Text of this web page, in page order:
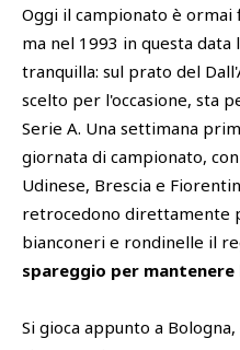
Oggi il campionato è
ma nel 1993 in questa
tranquilla: sul prato del
scelto per l'occasione, sta
Serie A. Una settimana
giornata di campionato,
Udinese, Brescia e
retrocedono direttamente
bianconeri e rondinelle il
spareggio per
Si gioca appunto a